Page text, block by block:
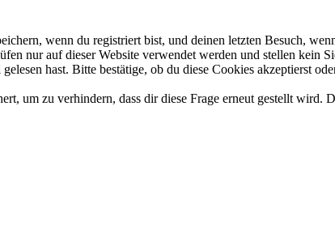
wenn du registriert bist, und deinen letzten Besuch,
nur auf dieser Website verwendet werden und stellen kein
hast. Bitte bestätige, ob du diese Cookies akzeptierst
um zu verhindern, dass dir diese Frage erneut gestellt